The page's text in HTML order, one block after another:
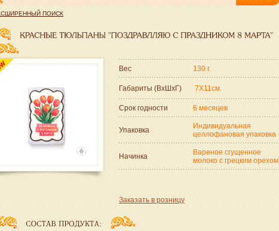
ПОИСК
Вес 130 г.
Габариты (ВxШxГ) 7Х11см.
Срок годности 6 месяцев
Упаковка
Индивидуальная
целлофановая упаковка
Начинка
Вареное сгущенное
молоко с грецким орехом
Заказать в розницу